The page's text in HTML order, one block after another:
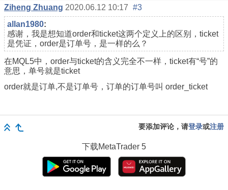
Ziheng Zhuang 2020.06.12 10:17 #3
allan1980:
感谢，我是想知道order和ticket这两个定义上的区别，ticket
是凭证，order是订单号，是一样的么？
在MQL5中，order与ticket的含义完全不一样，ticket有“号”的
意思，单号就是ticket
order就是订单,不是订单号，订单的订单号叫 order_ticket
要添加评论，请登录或注册
下载MetaTrader 5